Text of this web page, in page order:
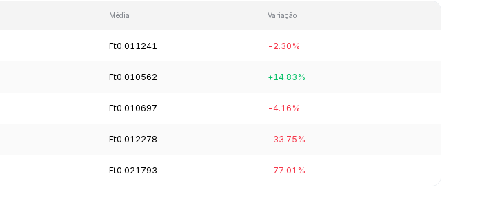
Média Variação
Ft0.011241 -2.30%
Ft0.010562 +14.83%
Ft0.010697 -4.16%
Ft0.012278 -33.75%
Ft0.021793 -77.01%